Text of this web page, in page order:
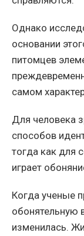
Однако
основании
питомцев
самом
Для человека
способов
тогда как для
играет
Когда ученые
обонятельную
изменилась.